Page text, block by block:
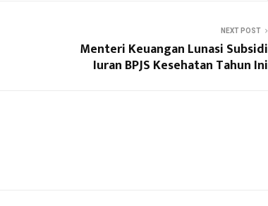
NEXT POST
Menteri Keuangan Lunasi Subsidi
Iuran BPJS Kesehatan Tahun Ini